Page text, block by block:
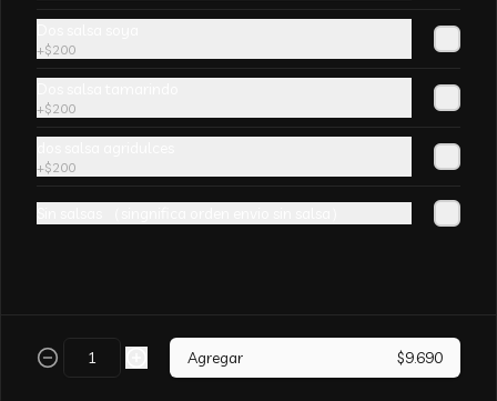
Arroz Chaufán CURRY
+$200
+$200
+$200
Agregar $9.690